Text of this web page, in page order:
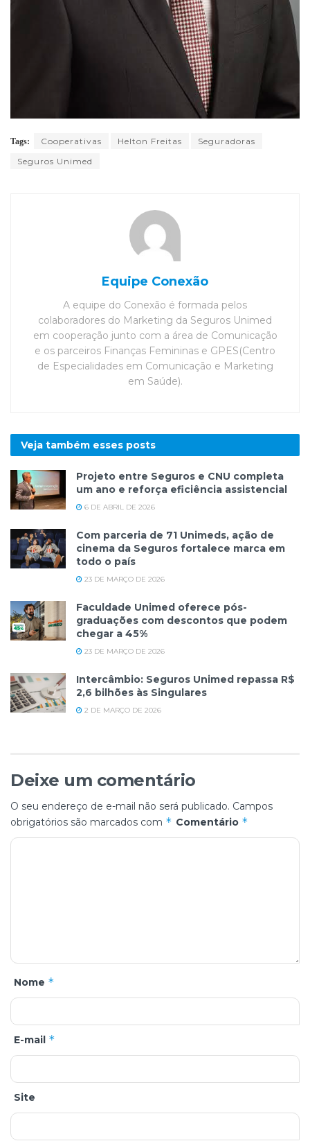
Tags: Cooperativas Helton Freitas
Seguradoras
Seguros Unimed
Equipe Conexão
A equipe do Conexão é formada pelos
colaboradores do Marketing da Seguros Unimed
em cooperação junto com a área de Comunicação
e os parceiros Finanças Femininas e GPES(Centro
de Especialidades em Comunicação e Marketing
em Saúde).
Veja também esses posts
Projeto entre Seguros e CNU completa
um ano e reforça eficiência assistencial
6 DE ABRIL DE 2026
Com parceria de 71 Unimeds, ação de
cinema da Seguros fortalece marca em
todo o país
23 DE MARÇO DE 2026
Faculdade Unimed oferece pós-
graduações com descontos que podem
chegar a 45%
23 DE MARÇO DE 2026
Intercâmbio: Seguros Unimed repassa R$
2,6 bilhões às Singulares
2 DE MARÇO DE 2026
Deixe um comentário
O seu endereço de e-mail não será publicado. Campos
obrigatórios são marcados com * Comentário *
Nome *
E-mail *
Site